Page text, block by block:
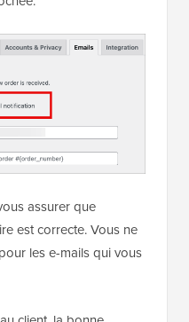
assurer que
est correcte. Vous ne
les e-mails qui vous